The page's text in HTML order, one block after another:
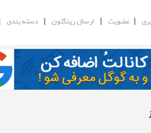
| عضویت | ارسال رینگتون |دسته بندی